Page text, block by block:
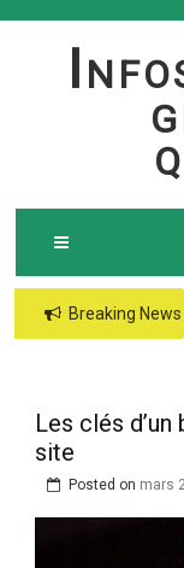
Skip
I
Breaking News
Les clés
site
Posted on mars